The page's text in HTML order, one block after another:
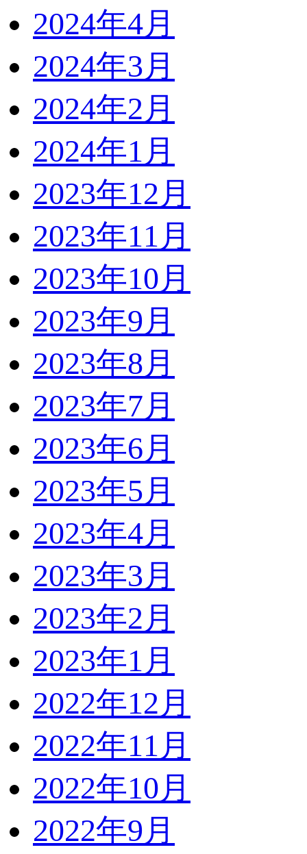
2024年4月
2024年3月
2024年2月
2024年1月
2023年12月
2023年11月
2023年10月
2023年9月
2023年8月
2023年7月
2023年6月
2023年5月
2023年4月
2023年3月
2023年2月
2023年1月
2022年12月
2022年11月
2022年10月
2022年9月